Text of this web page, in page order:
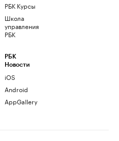
РБК Курсы
Школа
управления
РБК
РБК
Новости
iOS
Android
AppGallery